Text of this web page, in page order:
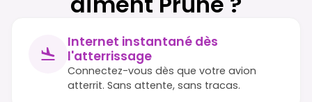
Internet instantané dès
l'atterrissage
Connectez-vous dès que votre avion
atterrit. Sans attente, sans tracas.